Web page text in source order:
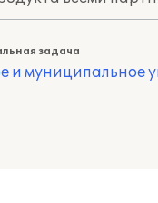
задача
и муниципальное